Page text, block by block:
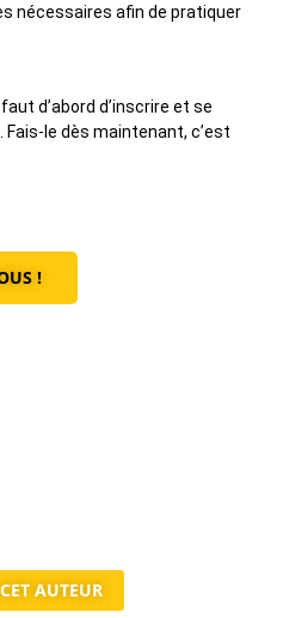
nécessaires afin de pratiquer
d’abord d’inscrire et se
le dès maintenant, c’est
!
AUTEUR